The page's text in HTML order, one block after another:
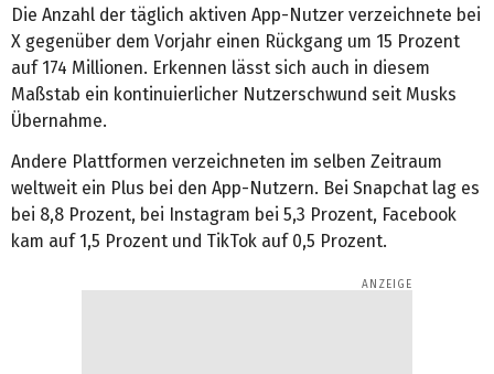
Die Anzahl der täglich aktiven App-Nutzer verzeichnete bei
X gegenüber dem Vorjahr einen Rückgang um 15 Prozent
auf 174 Millionen. Erkennen lässt sich auch in diesem
Maßstab ein kontinuierlicher Nutzerschwund seit Musks
Übernahme.
Andere Plattformen verzeichneten im selben Zeitraum
weltweit ein Plus bei den App-Nutzern. Bei Snapchat lag es
bei 8,8 Prozent, bei Instagram bei 5,3 Prozent, Facebook
kam auf 1,5 Prozent und TikTok auf 0,5 Prozent.